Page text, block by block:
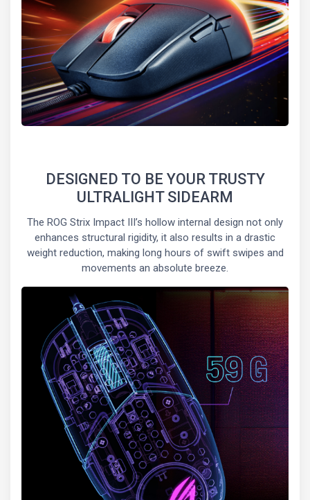
DESIGNED TO BE YOUR TRUSTY
ULTRALIGHT SIDEARM
The ROG Strix Impact III’s hollow internal design not only
enhances structural rigidity, it also results in a drastic
weight reduction, making long hours of swift swipes and
movements an absolute breeze.